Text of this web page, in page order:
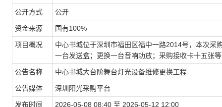
公开方式 公开
资金来源 国有100%
项目概况
中心书城位于深圳市福田区福中一路2014号，本次采
一台发送盒；更换一台音响功放；采购接收卡十五张
公告名称 中心书城大台阶舞台灯光设备维修更换工程
公告媒体 深圳阳光采购平台
发布时间 2026-05-08 08:40 至 2026-05-12 12:00